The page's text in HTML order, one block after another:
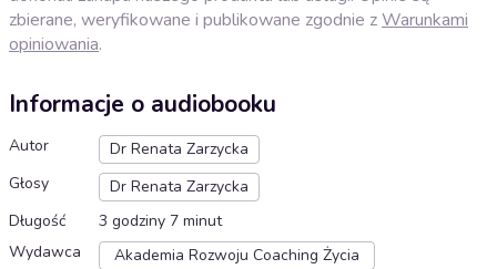
zbierane, weryfikowane i publikowane zgodnie zWarunkami
opiniowania.
Informacje o audiobooku
Autor
Dr Renata Zarzycka
Głosy
Dr Renata Zarzycka
Długość
3 godziny 7 minut
Wydawca
Akademia Rozwoju Coaching Życia